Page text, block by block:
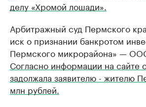
делу «Хромой лошади».
Арбитражный суд Пермского
иск о признании банкротом
Пермского микрорайона» —
Согласно информации на сайте
задолжала заявителю - жителю
млн рублей.